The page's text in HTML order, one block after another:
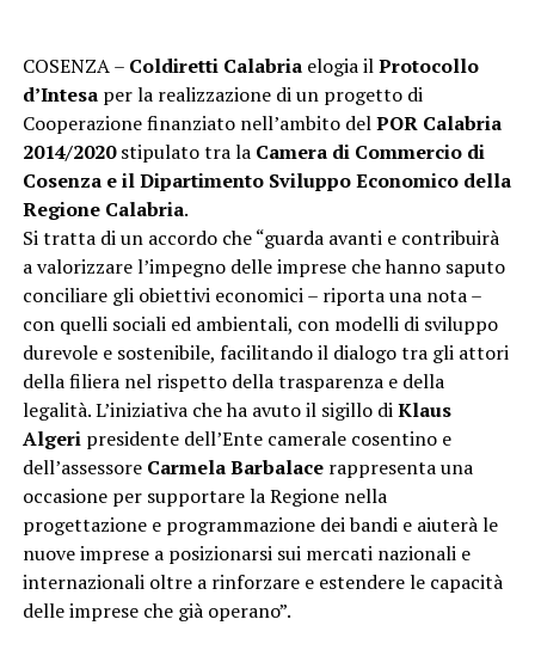
COSENZA – Coldiretti Calabriaelogia ilProtocollo
d’Intesaper la realizzazione di un progetto di
Cooperazione finanziato nell’ambito delPOR Calabria
2014/2020stipulato tra la Camera di Commercio di
Cosenza e il Dipartimento Sviluppo Economico della
Regione Calabria.
Si tratta di un accordo che “guarda avanti e contribuirà
a valorizzare l’impegno delle imprese che hanno saputo
conciliare gli obiettivi economici – riporta una nota –
con quelli sociali ed ambientali, con modelli di sviluppo
durevole e sostenibile, facilitando il dialogo tra gli attori
della filiera nel rispetto della trasparenza e della
legalità. L’iniziativa che ha avuto il sigillo diKlaus
Algeripresidente dell’Ente camerale cosentino e
dell’assessore Carmela Barbalacerappresenta una
occasione per supportare la Regione nella
progettazione e programmazione dei bandi e aiuterà le
nuove imprese a posizionarsi sui mercati nazionali e
internazionali oltre a rinforzare e estendere le capacità
delle imprese che già operano”.